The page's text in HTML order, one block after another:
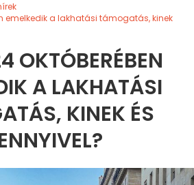
emelkedik a lakhatási támogatás, kinek
OKTÓBERÉBEN
A LAKHATÁSI
KINEK ÉS